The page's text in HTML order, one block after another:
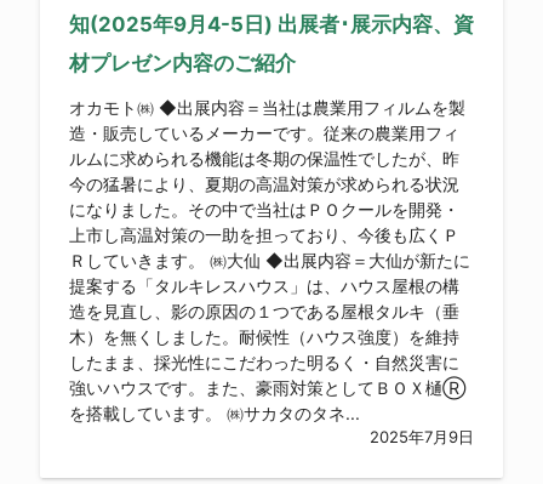
知(2025年9月4-5日) 出展者･展示内容、資
材プレゼン内容のご紹介
オカモト㈱ ◆出展内容＝当社は農業用フィルムを製
造・販売しているメーカーです。従来の農業用フィ
ルムに求められる機能は冬期の保温性でしたが、昨
今の猛暑により、夏期の高温対策が求められる状況
になりました。その中で当社はＰＯクールを開発・
上市し高温対策の一助を担っており、今後も広くＰ
Ｒしていきます。 ㈱大仙 ◆出展内容＝大仙が新たに
提案する「タルキレスハウス」は、ハウス屋根の構
造を見直し、影の原因の１つである屋根タルキ（垂
木）を無くしました。耐候性（ハウス強度）を維持
したまま、採光性にこだわった明るく・自然災害に
強いハウスです。また、豪雨対策としてＢＯＸ樋Ⓡ
を搭載しています。 ㈱サカタのタネ...
2025年7月9日